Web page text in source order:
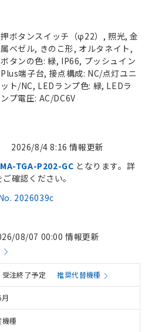
押ボタンスイッチ（φ22）, 照光, 金
属ベゼル, きのこ形, オルタネイト,
ボタンの色: 緑, IP66, プッシュイン
Plus端子台, 接点構成: NC/点灯ユニ
ット/NC, LEDランプ色: 緑, LEDラ
ンプ電圧: AC/DC6V
2026/8/4 8:16 情報更新
2026039c
TGA-P202-GC となります。詳
確認ください。
08/07 00:00 情報更新
受注終了予定 推奨代替機種
機種